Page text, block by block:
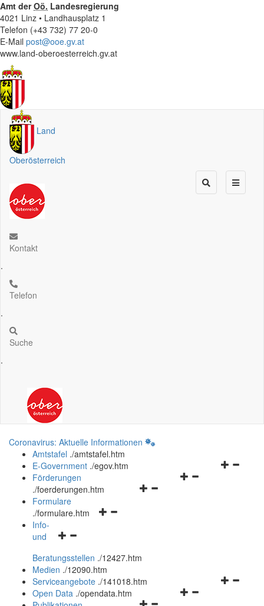
Amt derOö. Landesregierung
4021 Linz • Landhausplatz 1
Telefon (+43 732) 77 20-0
E-Mail post@ooe.gv.at
www.land-oberoesterreich.gv.at
Land
Oberösterreich
Kontakt
.
Telefon
.
Suche
.
Coronavirus: Aktuelle Informationen
Amtstafel ./amtstafel.htm
Navigationsmenü
E-Government ./egov.htm
Navigationsmenü
Förderungen
./foerderungen.htm
Navigationsmenü
Formulare
./formulare.htm
Navigationsmenü
und
schließen
Info-
und
Beratungsstellen ./12427.htm
Medien ./12090.htm
Navigationsmenü
Serviceangebote ./141018.htm
Navigationsmenü
Open Data ./opendata.htm